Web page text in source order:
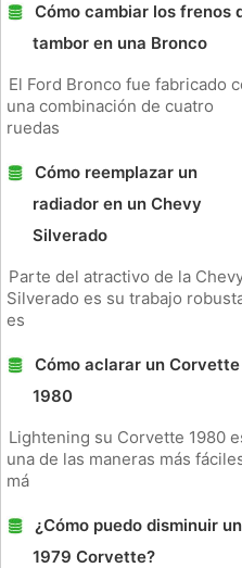
Cómo cambiar los frenos
tambor en una Bronco
El Ford Bronco fue fabricado
una combinación de cuatro
ruedas
Cómo reemplazar un
radiador en un Chevy
Silverado
Parte del atractivo de la
Silverado es su trabajo
es
Cómo aclarar un Corvette
1980
Lightening su Corvette 1980
una de las maneras más
má
¿Cómo puedo disminuir un
1979 Corvette?